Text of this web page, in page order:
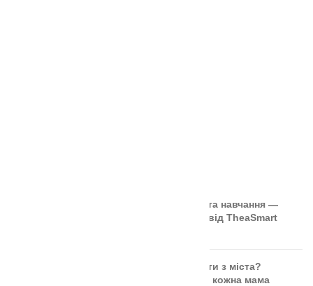
🎲 Онлайн-кубики для гри та навчання —
безкоштовний інструмент від TheaSmart
Чи безпечні ягоди та фрукти з міста?
Правда, яку повинна знати кожна мама